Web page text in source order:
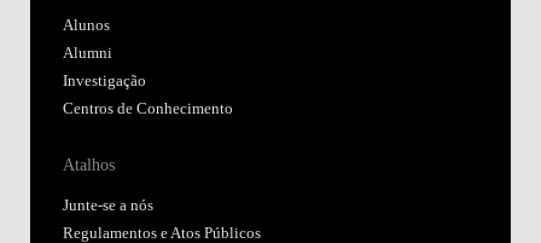
Alunos
Alumni
Investigação
Centros de Conhecimento
Atalhos
Junte-se a nós
Regulamentos e Atos Públicos